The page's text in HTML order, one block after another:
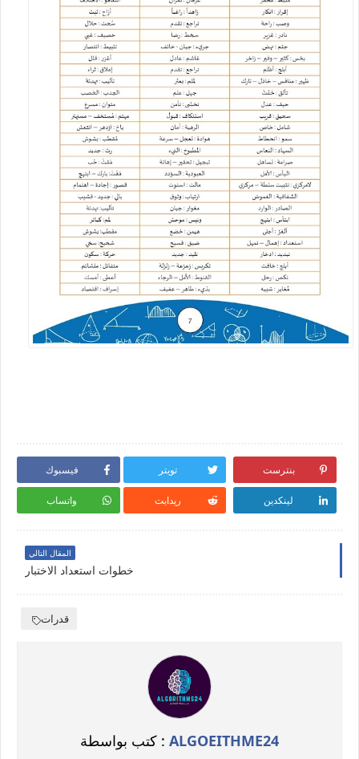
فيسبوك تويتر بنترست
واتساب ريدايت لينكدين
المقال التالي
خطوات استعداد الاختبار
قدرات
كتب بواسطة : ALGOEITHME24